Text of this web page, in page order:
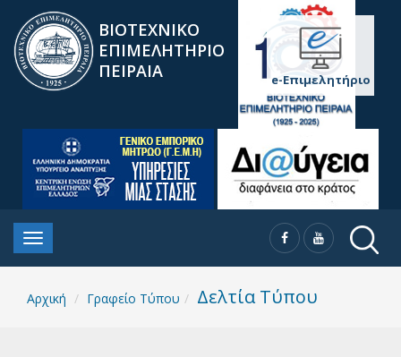
ΒΙΟΤΕΧΝΙΚΟ
ΕΠΙΜΕΛΗΤΗΡΙΟ
ΠΕΙΡΑΙΑ
e-Επιμελητήριο
Αρχική Γραφείο Τύπου Δελτία Τύπου